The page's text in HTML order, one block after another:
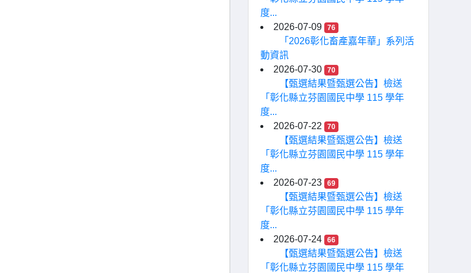
度...
2026-07-09
76
「2026彰化畜產嘉年華」系列活
動資訊
2026-07-30
70
【甄選結果暨甄選公告】檢送
「彰化縣立芬園國民中學 115 學年
度...
2026-07-22
70
【甄選結果暨甄選公告】檢送
「彰化縣立芬園國民中學 115 學年
度...
2026-07-23
69
【甄選結果暨甄選公告】檢送
「彰化縣立芬園國民中學 115 學年
度...
2026-07-24
66
【甄選結果暨甄選公告】檢送
「彰化縣立芬園國民中學 115 學年